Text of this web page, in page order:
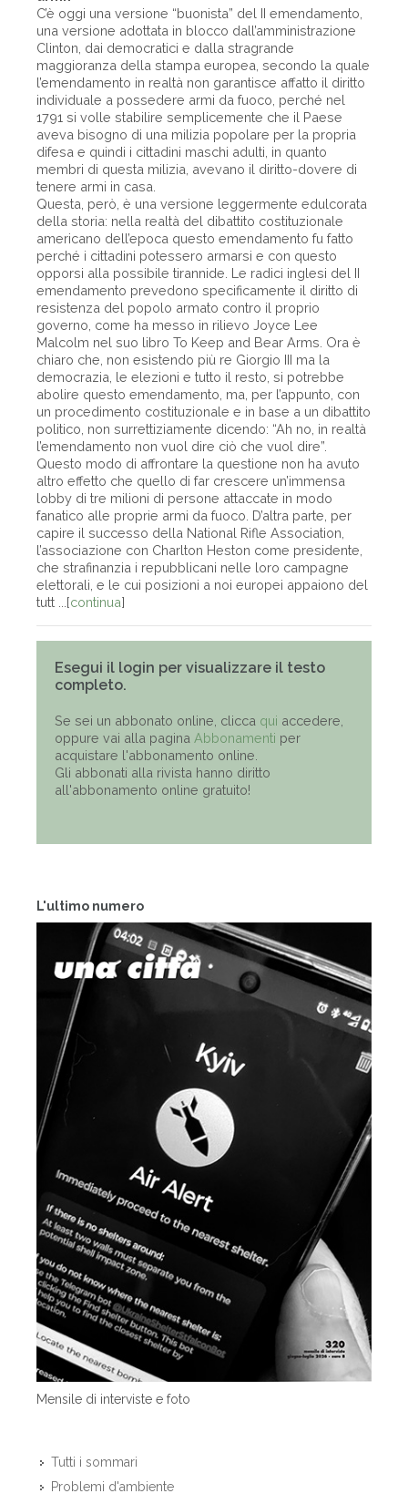
L'ultimo numero
Mensile di interviste e foto
Tutti i sommari
Problemi d'ambiente
C’è oggi una versione “buonista” del II emendamento,
una versione adottata in blocco dall’amministrazione
Clinton, dai democratici e dalla stragrande
maggioranza della stampa europea, secondo la quale
l’emendamento in realtà non garantisce affatto il diritto
individuale a possedere armi da fuoco, perché nel
1791 si volle stabilire semplicemente che il Paese
aveva bisogno di una milizia popolare per la propria
difesa e quindi i cittadini maschi adulti, in quanto
membri di questa milizia, avevano il diritto-dovere di
tenere armi in casa.
Questa, però, è una versione leggermente edulcorata
della storia: nella realtà del dibattito costituzionale
americano dell’epoca questo emendamento fu fatto
perché i cittadini potessero armarsi e con questo
opporsi alla possibile tirannide. Le radici inglesi del II
emendamento prevedono specificamente il diritto di
resistenza del popolo armato contro il proprio
governo, come ha messo in rilievo Joyce Lee
Malcolm nel suo libro To Keep and Bear Arms. Ora è
chiaro che, non esistendo più re Giorgio III ma la
democrazia, le elezioni e tutto il resto, si potrebbe
abolire questo emendamento, ma, per l’appunto, con
un procedimento costituzionale e in base a un dibattito
politico, non surrettiziamente dicendo: “Ah no, in realtà
l’emendamento non vuol dire ciò che vuol dire”.
Questo modo di affrontare la questione non ha avuto
altro effetto che quello di far crescere un’immensa
lobby di tre milioni di persone attaccate in modo
fanatico alle proprie armi da fuoco. D’altra parte, per
capire il successo della National Rifle Association,
l’associazione con Charlton Heston come presidente,
che strafinanzia i repubblicani nelle loro campagne
elettorali, e le cui posizioni a noi europei appaiono del
tutt ...[continua]
Esegui il login per visualizzare il testo
completo.
Se sei un abbonato online, clicca qui accedere,
oppure vai alla pagina Abbonamenti per
acquistare l'abbonamento online.
Gli abbonati alla rivista hanno diritto
all'abbonamento online gratuito!